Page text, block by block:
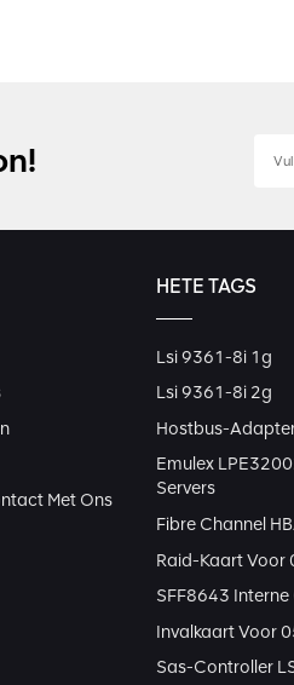
Met Ons
HETE TAGS
Lsi 9361-8i 1g
Lsi 9361-8i 2g
Hostbus-
Emulex
Servers
Fibre Channel
Raid-Kaart
SFF8643
Invalkaart Voor
Sas-Controller